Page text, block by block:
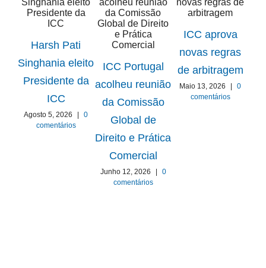
Harsh Pati
Singhania eleito
Presidente da
ICC
Agosto 5, 2026 |
0
comentários
ICC Portugal
acolheu reunião
da Comissão
Global de
Direito e Prática
Comercial
Junho 12, 2026 |
0
comentários
ICC aprova
novas regras
de arbitragem
Maio 13, 2026 |
0
comentários